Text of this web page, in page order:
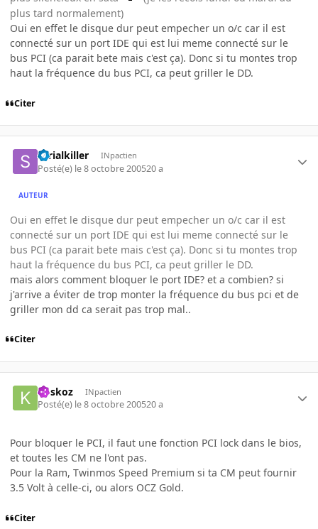
plus tard normalement)
Oui en effet le disque dur peut empecher un o/c car il est
connecté sur un port IDE qui est lui meme connecté sur le
bus PCI (ca parait bete mais c'est ça). Donc si tu montes trop
haut la fréquence du bus PCI, ca peut griller le DD.
Citer
serialkiller INpactien
Posté(e) le 8 octobre 200520 a
AUTEUR
Oui en effet le disque dur peut empecher un o/c car il est
connecté sur un port IDE qui est lui meme connecté sur le
bus PCI (ca parait bete mais c'est ça). Donc si tu montes trop
haut la fréquence du bus PCI, ca peut griller le DD.
mais alors comment bloquer le port IDE? et a combien? si
j'arrive a éviter de trop monter la fréquence du bus pci et de
griller mon dd ca serait pas trop mal..
Citer
koskoz INpactien
Posté(e) le 8 octobre 200520 a
Pour bloquer le PCI, il faut une fonction PCI lock dans le bios,
et toutes les CM ne l'ont pas.
Pour la Ram, Twinmos Speed Premium si ta CM peut fournir
3.5 Volt à celle-ci, ou alors OCZ Gold.
Citer